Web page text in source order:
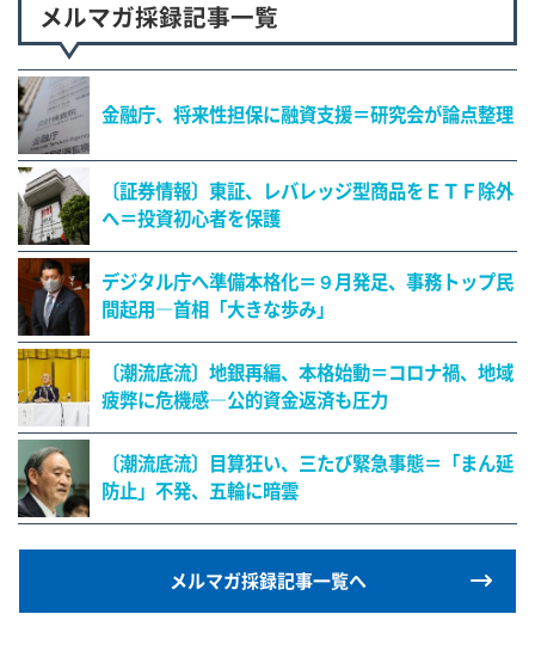
メルマガ採録記事一覧
金融庁、将来性担保に融資支援＝研究会が論点整理
〔証券情報〕東証、レバレッジ型商品をＥＴＦ除外
へ＝投資初心者を保護
デジタル庁へ準備本格化＝９月発足、事務トップ民
間起用―首相「大きな歩み」
〔潮流底流〕地銀再編、本格始動＝コロナ禍、地域
疲弊に危機感―公的資金返済も圧力
〔潮流底流〕目算狂い、三たび緊急事態＝「まん延
防止」不発、五輪に暗雲
メルマガ採録記事一覧へ